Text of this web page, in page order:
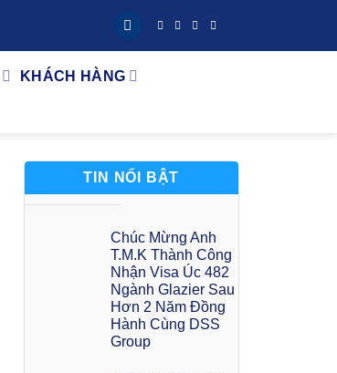
KHÁCH HÀNG
TIN NỔI BẬT
Chúc Mừng Anh
T.M.K Thành Công
Nhận Visa Úc 482
Ngành Glazier Sau
Hơn 2 Năm Đồng
Hành Cùng DSS
Group